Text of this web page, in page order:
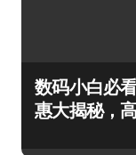
数码小白必
惠大揭秘，